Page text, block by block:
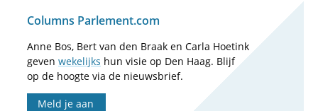
Columns Parlement.com
Anne Bos, Bert van den Braak en Carla Hoetink
geven wekelijks hun visie op Den Haag. Blijf
op de hoogte via de nieuwsbrief.
Meld je aan